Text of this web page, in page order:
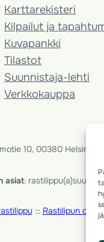
Karttarekisteri
Kilpailut ja
Kuvapankki
Tilastot
Suunnistaja-lehti
Verkkokauppa
10, 00380 Helsinki,
asiat:
::: Rastilipun